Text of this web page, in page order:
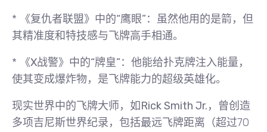
* 《复仇者联盟》中的“鹰眼”：虽然他用的是箭，但
其精准度和特技感与飞牌高手相通。
* 《X战警》中的“牌皇”：他能给扑克牌注入能量，
使其变成爆炸物，是飞牌能力的超级英雄化。
现实世界中的飞牌大师，如Rick Smith Jr.，曾创造
多项吉尼斯世界纪录，包括最远飞牌距离（超过70